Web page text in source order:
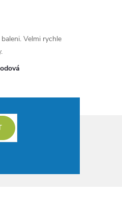
Velmi rychle